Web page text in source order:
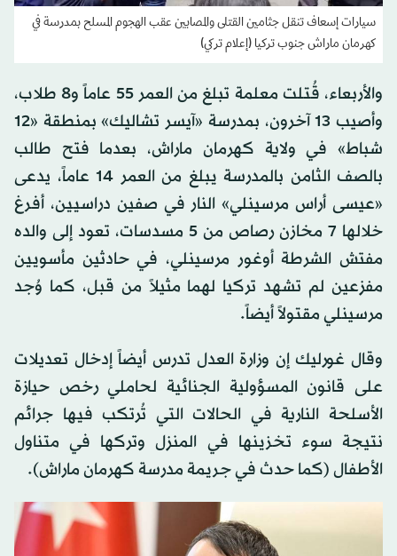
سيارات إسعاف تنقل جثامين القتلى والمصابين عقب الهجوم المسلح بمدرسة في
كهرمان ماراش جنوب تركيا (إعلام تركي)
والأربعاء، قُتلت معلمة تبلغ من العمر 55 عاماً و8 طلاب،
وأصيب 13 آخرون، بمدرسة «آيسر تشاليك» بمنطقة «12
شباط» في ولاية كهرمان ماراش، بعدما فتح طالب
بالصف الثامن بالمدرسة يبلغ من العمر 14 عاماً، يدعى
«عيسى أراس مرسينلي» النار في صفين دراسيين، أفرغ
خلالها 7 مخازن رصاص من 5 مسدسات، تعود إلى والده
مفتش الشرطة أوغور مرسينلي، في حادثين مأسويين
مفزعين لم تشهد تركيا لهما مثيلاً من قبل، كما وُجد
مرسينلي مقتولاً أيضاً.
وقال غورليك إن وزارة العدل تدرس أيضاً إدخال تعديلات
على قانون المسؤولية الجنائية لحاملي رخص حيازة
الأسلحة النارية في الحالات التي تُرتكب فيها جرائم
نتيجة سوء تخزينها في المنزل وتركها في متناول
الأطفال (كما حدث في جريمة مدرسة كهرمان ماراش).